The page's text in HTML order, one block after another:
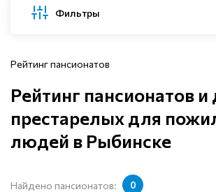
Фильтры
Рейтинг пансионатов
Рейтинг пансионатов
престарелых для
людей в Рыбинске
Найдено пансионатов: 0